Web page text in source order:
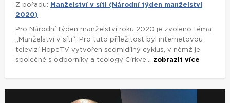
Z pořadu:
Manželství v síti (Národní týden manželství
2020)
Pro Národní týden manželství roku 2020 je zvoleno téma:
„Manželství v síti“. Pro tuto příležitost byl internetovou
televizí HopeTV vytvořen sedmidílný cyklus, v němž je
společně s odborníky a teology Církve... zobrazit více